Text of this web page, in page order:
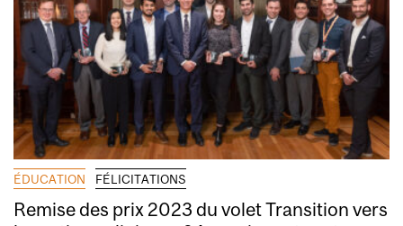
ÉDUCATION FÉLICITATIONS
Remise des prix 2023 du volet Transition vers